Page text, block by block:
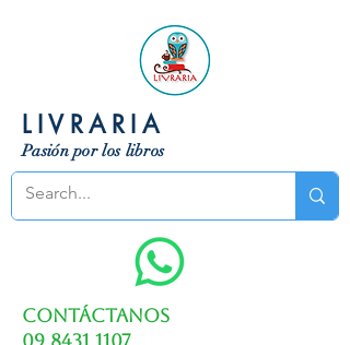
LIVRARIA
Pasión por los libros
Contáctanos
09 8431 1107